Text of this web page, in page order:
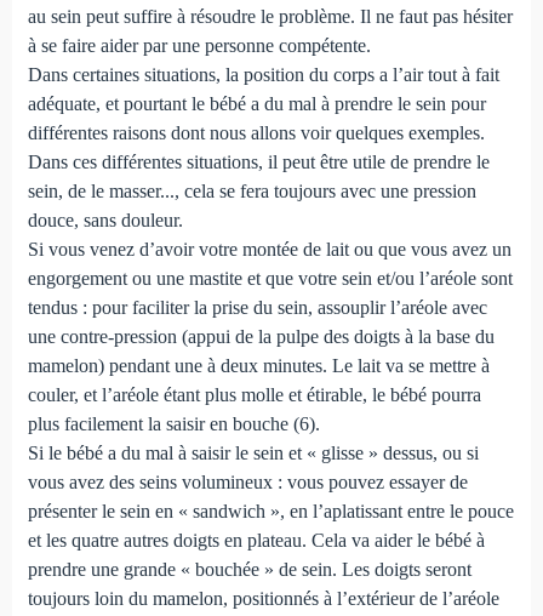
au sein peut suffire à résoudre le problème. Il ne faut pas hésiter
à se faire aider par une personne compétente.
Dans certaines situations, la position du corps a l’air tout à fait
adéquate, et pourtant le bébé a du mal à prendre le sein pour
différentes raisons dont nous allons voir quelques exemples.
Dans ces différentes situations, il peut être utile de prendre le
sein, de le masser..., cela se fera toujours avec une pression
douce, sans douleur.
Si vous venez d’avoir votre montée de lait ou que vous avez un
engorgement ou une mastite et que votre sein et/ou l’aréole sont
tendus : pour faciliter la prise du sein, assouplir l’aréole avec
une contre-pression (appui de la pulpe des doigts à la base du
mamelon) pendant une à deux minutes. Le lait va se mettre à
couler, et l’aréole étant plus molle et étirable, le bébé pourra
plus facilement la saisir en bouche (6).
Si le bébé a du mal à saisir le sein et « glisse » dessus, ou si
vous avez des seins volumineux : vous pouvez essayer de
présenter le sein en « sandwich », en l’aplatissant entre le pouce
et les quatre autres doigts en plateau. Cela va aider le bébé à
prendre une grande « bouchée » de sein. Les doigts seront
toujours loin du mamelon, positionnés à l’extérieur de l’aréole